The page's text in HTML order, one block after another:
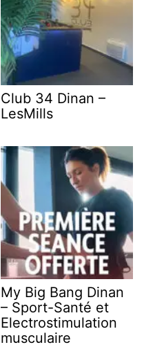
Club 34 Dinan –
LesMills
My Big Bang Dinan
– Sport-Santé et
Electrostimulation
musculaire